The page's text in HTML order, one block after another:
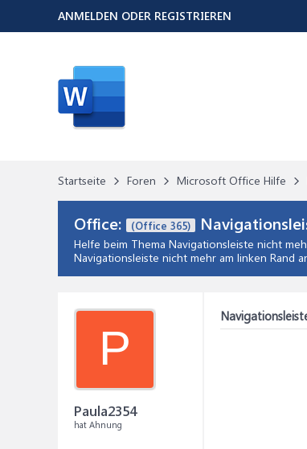
Startseite Foren Microsoft Office Hilfe
Office: (Office 365)
Helfe beim Thema Navigationsleiste nicht
Navigationsleiste nicht mehr am linken Rand
P
Paula2354
hat Ahnung
ANMELDEN ODER REGISTRIEREN